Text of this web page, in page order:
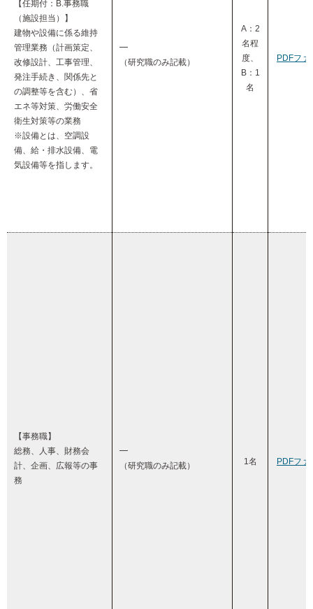
【任期付：B.事務職
（施設担当）】
建物や設備に係る維持
管理業務（計画策定、
改修設計、工事管理、
発注手続き、関係先と
の調整等を含む）、省
エネ等対策、労働安全
衛生対策等の業務
※設備とは、空調設
備、給・排水設備、電
気設備等を指します。
━
（研究職のみ記載）
A：2
名程
度、
B：1
名
PDFファ
【事務職】
総務、人事、財務会
計、企画、広報等の事
務
━
（研究職のみ記載）
1名 PDFファ